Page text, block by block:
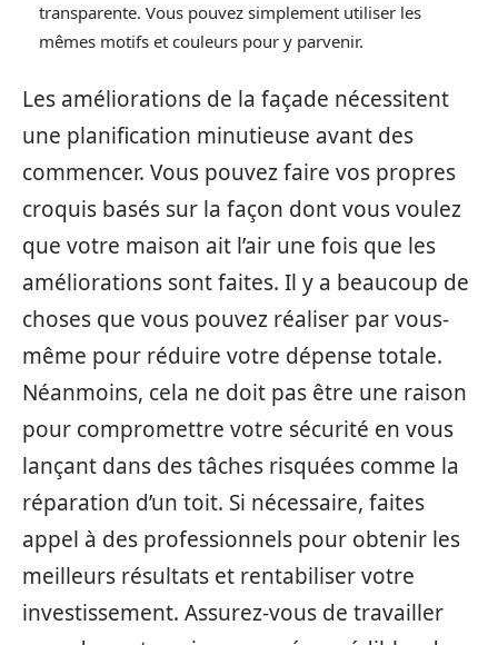
transparente. Vous pouvez simplement utiliser les
mêmes motifs et couleurs pour y parvenir.
Les améliorations de la façade nécessitent
une planification minutieuse avant des
commencer. Vous pouvez faire vos propres
croquis basés sur la façon dont vous voulez
que votre maison ait l’air une fois que les
améliorations sont faites. Il y a beaucoup de
choses que vous pouvez réaliser par vous-
même pour réduire votre dépense totale.
Néanmoins, cela ne doit pas être une raison
pour compromettre votre sécurité en vous
lançant dans des tâches risquées comme la
réparation d’un toit. Si nécessaire, faites
appel à des professionnels pour obtenir les
meilleurs résultats et rentabiliser votre
investissement. Assurez-vous de travailler